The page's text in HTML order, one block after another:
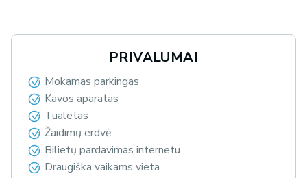
PRIVALUMAI
Mokamas parkingas
Kavos aparatas
Tualetas
Žaidimų erdvė
Bilietų pardavimas internetu
Draugiška vaikams vieta